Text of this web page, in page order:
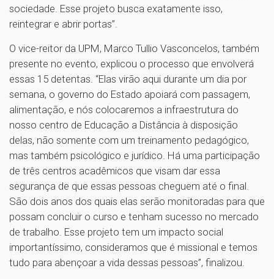
sociedade. Esse projeto busca exatamente isso,
reintegrar e abrir portas”.
O vice-reitor da UPM, Marco Tullio Vasconcelos, também
presente no evento, explicou o processo que envolverá
essas 15 detentas. “Elas virão aqui durante um dia por
semana, o governo do Estado apoiará com passagem,
alimentação, e nós colocaremos a infraestrutura do
nosso centro de Educação a Distância à disposição
delas, não somente com um treinamento pedagógico,
mas também psicológico e jurídico. Há uma participação
de três centros acadêmicos que visam dar essa
segurança de que essas pessoas cheguem até o final.
São dois anos dos quais elas serão monitoradas para que
possam concluir o curso e tenham sucesso no mercado
de trabalho. Esse projeto tem um impacto social
importantíssimo, consideramos que é missional e temos
tudo para abençoar a vida dessas pessoas”, finalizou.
1